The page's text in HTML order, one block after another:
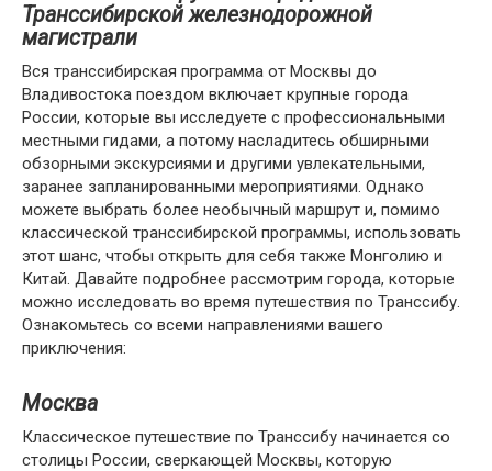
Транссибирской железнодорожной
магистрали
Вся транссибирская программа от Москвы до
Владивостока поездом включает крупные города
России, которые вы исследуете с профессиональными
местными гидами, а потому насладитесь обширными
обзорными экскурсиями и другими увлекательными,
заранее запланированными мероприятиями. Однако
можете выбрать более необычный маршрут и, помимо
классической транссибирской программы, использовать
этот шанс, чтобы открыть для себя также Монголию и
Китай. Давайте подробнее рассмотрим города, которые
можно исследовать во время путешествия по Транссибу.
Ознакомьтесь со всеми направлениями вашего
приключения:
Москва
Классическое путешествие по Транссибу начинается со
столицы России, сверкающей Москвы, которую